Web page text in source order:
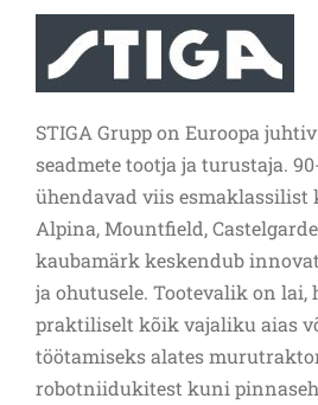
STIGA Grupp on Euroopa
seadmete tootja ja turustaja.
ühendavad viis esmaklassilist
Alpina, Mountfield,
kaubamärk keskendub
ja ohutusele. Tootevalik on lai,
praktiliselt kõik vajaliku aias
töötamiseks alates
robotniidukitest kuni